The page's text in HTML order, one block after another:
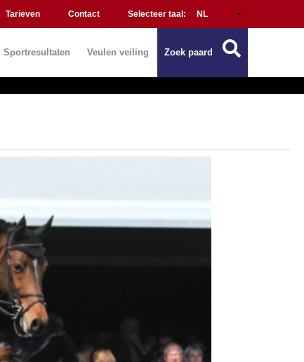
Tarieven Contact Selecteer taal:
Sportresultaten Veulen veiling Zoek paard